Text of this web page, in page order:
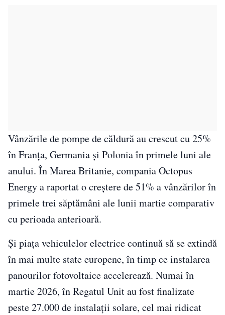
Vânzările de pompe de căldură au crescut cu 25%
în Franța, Germania și Polonia în primele luni ale
anului. În Marea Britanie, compania Octopus
Energy a raportat o creștere de 51% a vânzărilor în
primele trei săptămâni ale lunii martie comparativ
cu perioada anterioară.
Și piața vehiculelor electrice continuă să se extindă
în mai multe state europene, în timp ce instalarea
panourilor fotovoltaice accelerează. Numai în
martie 2026, în Regatul Unit au fost finalizate
peste 27.000 de instalații solare, cel mai ridicat